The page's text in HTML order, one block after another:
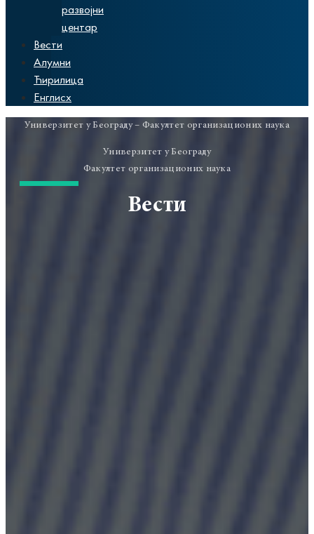
развојни
центар
Вести
Алумни
Ћирилица
Енглисх
Универзитет у Београду – Факултет организационих наука
Универзитет у Београду
Факултет организационих наука
Вести